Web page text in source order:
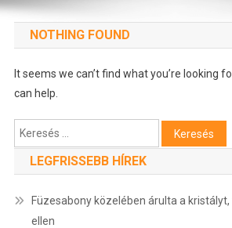
NOTHING FOUND
It seems we can’t find what you’re looking
can help.
Keresés:
LEGFRISSEBB HÍREK
Füzesabony közelében árulta a
ellen